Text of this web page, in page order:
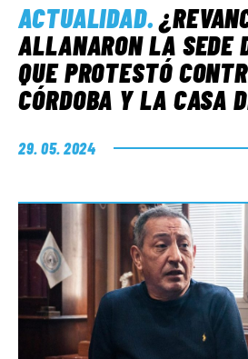
ACTUALIDAD.
ALLANARON LA SEDE
QUE PROTESTÓ
CÓRDOBA Y LA CASA
29. 05. 2024